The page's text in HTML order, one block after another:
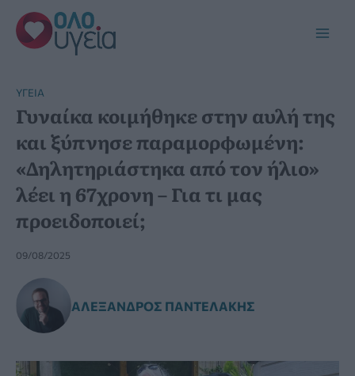
Μετάβαση
στο
περιεχόμενο
YΓΕΊΑ
Γυναίκα κοιμήθηκε στην αυλή της
και ξύπνησε παραμορφωμένη:
«Δηλητηριάστηκα από τον ήλιο»
λέει η 67χρονη – Για τι μας
προειδοποιεί;
09/08/2025
ΑΛΈΞΑΝΔΡΟΣ ΠΑΝΤΕΛΆΚΗΣ